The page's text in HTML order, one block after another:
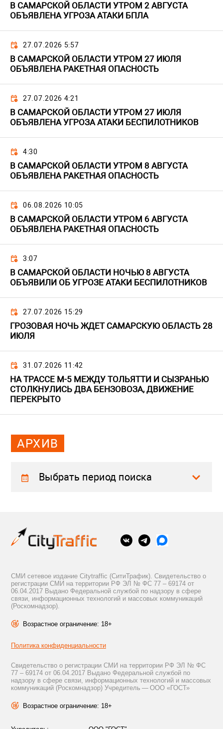
В САМАРСКОЙ ОБЛАСТИ УТРОМ 2 АВГУСТА
ОБЪЯВЛЕНА УГРОЗА АТАКИ БПЛА
27.07.2026 5:57
В САМАРСКОЙ ОБЛАСТИ УТРОМ 27 ИЮЛЯ
ОБЪЯВЛЕНА РАКЕТНАЯ ОПАСНОСТЬ
27.07.2026 4:21
В САМАРСКОЙ ОБЛАСТИ УТРОМ 27 ИЮЛЯ
ОБЪЯВЛЕНА УГРОЗА АТАКИ БЕСПИЛОТНИКОВ
4:30
В САМАРСКОЙ ОБЛАСТИ УТРОМ 8 АВГУСТА
ОБЪЯВЛЕНА РАКЕТНАЯ ОПАСНОСТЬ
06.08.2026 10:05
В САМАРСКОЙ ОБЛАСТИ УТРОМ 6 АВГУСТА
ОБЪЯВЛЕНА РАКЕТНАЯ ОПАСНОСТЬ
3:07
В САМАРСКОЙ ОБЛАСТИ НОЧЬЮ 8 АВГУСТА
ОБЪЯВИЛИ ОБ УГРОЗЕ АТАКИ БЕСПИЛОТНИКОВ
27.07.2026 15:29
ГРОЗОВАЯ НОЧЬ ЖДЕТ САМАРСКУЮ ОБЛАСТЬ 28
ИЮЛЯ
31.07.2026 11:42
НА ТРАССЕ М-5 МЕЖДУ ТОЛЬЯТТИ И СЫЗРАНЬЮ
СТОЛКНУЛИСЬ ДВА БЕНЗОВОЗА, ДВИЖЕНИЕ
ПЕРЕКРЫТО
АРХИВ
Выбрать период поиска
СМИ сетевое издание Citytraffic (СитиТрафик). Свидетельство о
регистрации СМИ на территории РФ ЭЛ № ФС 77 – 69174 от
06.04.2017 Выдано Федеральной службой по надзору в сфере
связи, информационных технологий и массовых коммуникаций
(Роскомнадзор).
Возрастное ограничение: 18+
Политика конфиденциальности
Свидетельство о регистрации СМИ на территории РФ ЭЛ № ФС
77 – 69174 от 06.04.2017 Выдано Федеральной службой по
надзору в сфере связи, информационных технологий и массовых
коммуникаций (Роскомнадзор) Учредитель — ООО «ГОСТ»
Возрастное ограничение: 18+